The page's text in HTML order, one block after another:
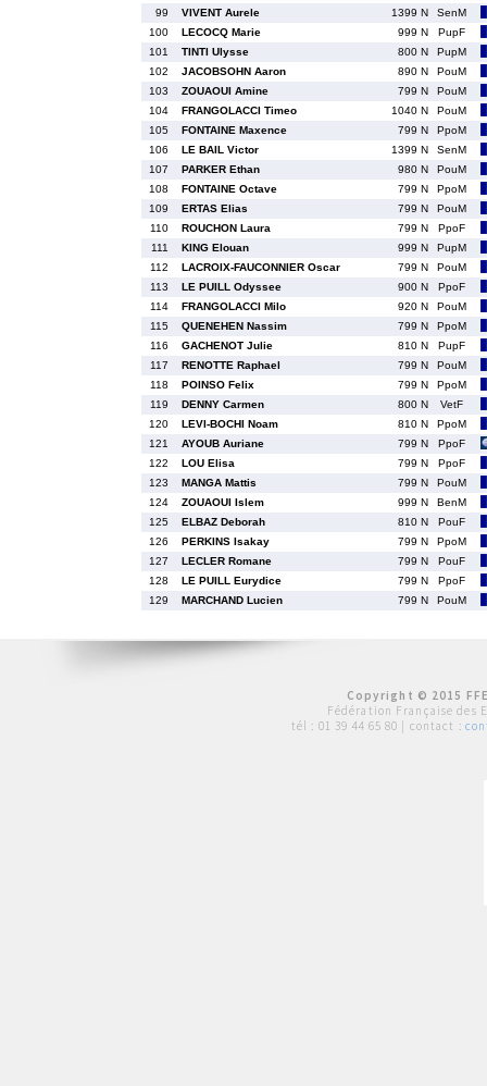
99
VIVENT Aurele 1399 N
SenM
100
LECOCQ Marie 999 N
PupF
101
TINTI Ulysse 800 N
PupM
102
JACOBSOHN Aaron 890 N
PouM
103
ZOUAOUI Amine 799 N
PouM
104
FRANGOLACCI Timeo 1040 N
PouM
105
FONTAINE Maxence 799 N
PpoM
106
LE BAIL Victor 1399 N
SenM
107
PARKER Ethan 980 N
PouM
108
FONTAINE Octave 799 N
PpoM
109
ERTAS Elias 799 N
PouM
110
ROUCHON Laura 799 N
PpoF
111
KING Elouan 999 N
PupM
112
LACROIX-FAUCONNIER Oscar 799 N
PouM
113
LE PUILL Odyssee 900 N
PpoF
114
FRANGOLACCI Milo 920 N
PouM
115
QUENEHEN Nassim 799 N
PpoM
116
GACHENOT Julie 810 N
PupF
117
RENOTTE Raphael 799 N
PouM
118
POINSO Felix 799 N
PpoM
119
DENNY Carmen 800 N
VetF
120
LEVI-BOCHI Noam 810 N
PpoM
121
AYOUB Auriane 799 N
PpoF
122
LOU Elisa 799 N
PpoF
123
MANGA Mattis 799 N
PouM
124
ZOUAOUI Islem 999 N
BenM
125
ELBAZ Deborah 810 N
PouF
126
PERKINS Isakay 799 N
PpoM
127
LECLER Romane 799 N
PouF
128
LE PUILL Eurydice 799 N
PpoF
129
MARCHAND Lucien 799 N PouM
Copyright © 2015
Fédération Française des
tél : 01 39 44 65 80 | contact :